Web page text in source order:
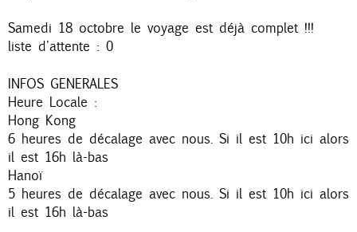
Samedi 18 octobre le voyage est déjà complet !!!
liste d'attente : 0
INFOS GENERALES
Heure Locale :
Hong Kong
6 heures de décalage avec nous. Si il est 10h ici alors
il est 16h là-bas
Hanoï
5 heures de décalage avec nous. Si il est 10h ici alors
il est 16h là-bas